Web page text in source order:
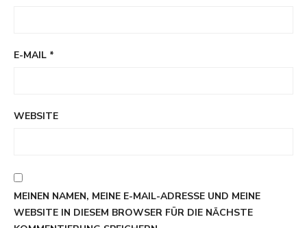
E-MAIL *
WEBSITE
MEINEN NAMEN, MEINE E-MAIL-ADRESSE UND MEINE
WEBSITE IN DIESEM BROWSER FÜR DIE NÄCHSTE